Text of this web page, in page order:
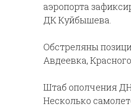
аэропорта
ДК Куйбышева.
Обстреляны
Авдеевка,
Штаб ополчения
Несколько